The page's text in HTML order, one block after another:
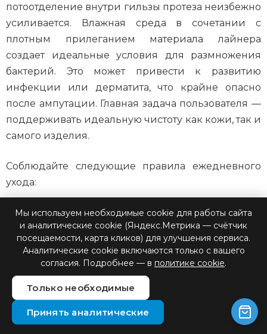
потоотделение внутри гильзы протеза неизбежно
усиливается. Влажная среда в сочетании с
плотным прилеганием материала лайнера
создает идеальные условия для размножения
бактерий. Это может привести к развитию
инфекции или дерматита, что крайне опасно
после ампутации. Главная задача пользователя —
поддерживать идеальную чистоту как кожи, так и
самого изделия.
Соблюдайте следующие правила ежедневного
ухода:
Мытье лайнера: Используйте только
нейтральное мыло без отдушек.
Промывайте внутреннюю поверхность
чехол-лайнера теплой водой каждый вечер.
Дезинфекция: Раз в неделю протирайте
лайнер слабым спиртовым раствором (если
это разрешено производителем) для
Мы используем необходимые cookie для работы сайта
и аналитические cookie (Яндекс.Метрика — счётчик
посещаемости, карта кликов) для улучшения сервиса.
Аналитические cookie включаются только с вашего
согласия. Подробнее — в политике cookie.
Только необходимые
Принять аналитические